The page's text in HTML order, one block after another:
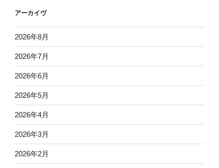
アーカイヴ
2026年8月
2026年7月
2026年6月
2026年5月
2026年4月
2026年3月
2026年2月